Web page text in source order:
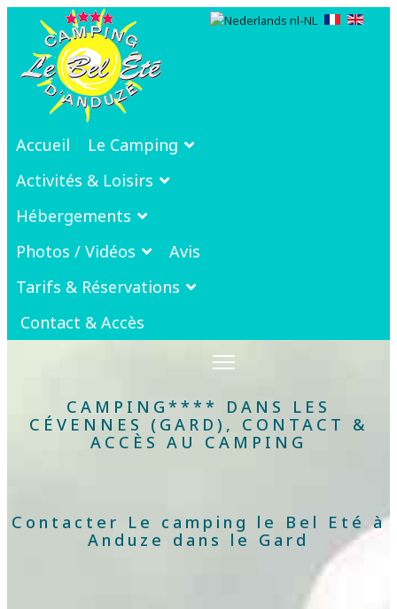
Accueil
Le Camping
Activités & Loisirs
Hébergements
Photos / Vidéos
Avis
Tarifs & Réservations
Contact & Accès
CAMPING**** DANS LES
CÉVENNES (GARD), CONTACT &
ACCÈS AU CAMPING
Contacter Le camping le Bel Eté à
Anduze dans le Gard